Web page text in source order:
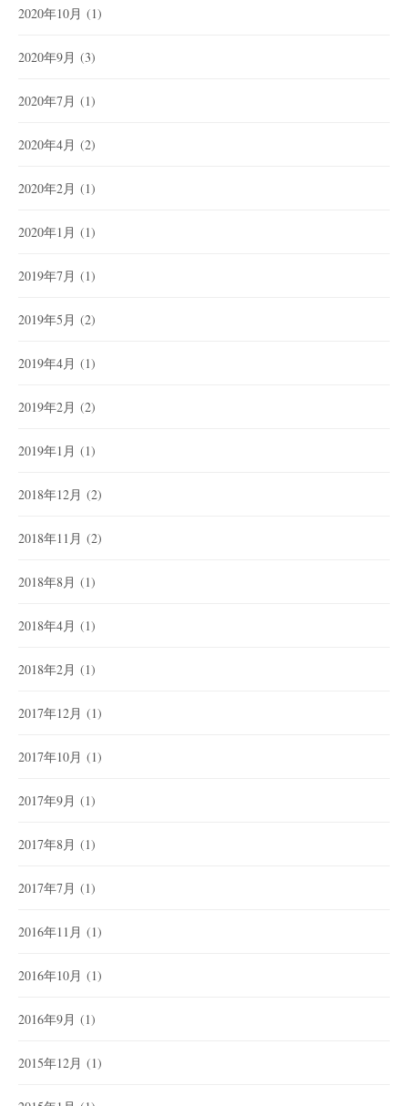
2020年10月 (1)
2020年9月 (3)
2020年7月 (1)
2020年4月 (2)
2020年2月 (1)
2020年1月 (1)
2019年7月 (1)
2019年5月 (2)
2019年4月 (1)
2019年2月 (2)
2019年1月 (1)
2018年12月 (2)
2018年11月 (2)
2018年8月 (1)
2018年4月 (1)
2018年2月 (1)
2017年12月 (1)
2017年10月 (1)
2017年9月 (1)
2017年8月 (1)
2017年7月 (1)
2016年11月 (1)
2016年10月 (1)
2016年9月 (1)
2015年12月 (1)